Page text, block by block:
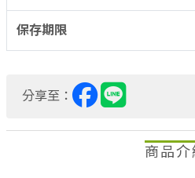
保存期限
分享至：
商品介